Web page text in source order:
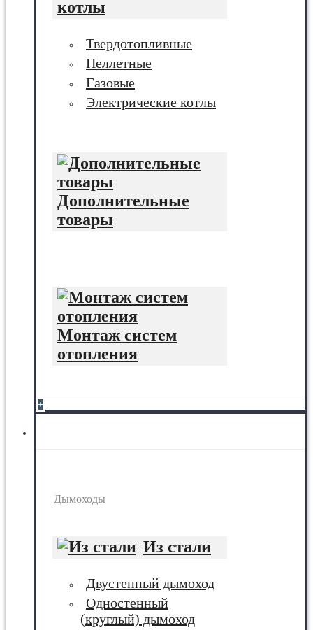
котлы
Твердотопливные
Пеллетные
Газовые
Электрические котлы
Дополнительные
товары
Монтаж систем
отопления
+
Дымоходы
Из стали
Двустенный дымоход
Одностенный
(круглый) дымоход